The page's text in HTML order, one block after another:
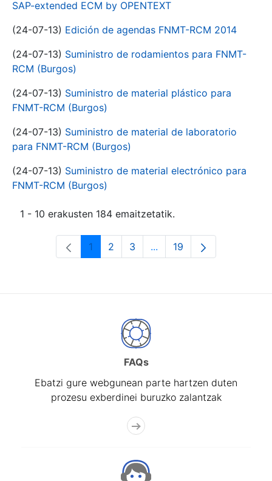
SAP-extended ECM by OPENTEXT
(24-07-13) Edición de agendas FNMT-RCM 2014
(24-07-13) Suministro de rodamientos para FNMT-
RCM (Burgos)
(24-07-13) Suministro de material plástico para
FNMT-RCM (Burgos)
(24-07-13) Suministro de material de laboratorio
para FNMT-RCM (Burgos)
(24-07-13) Suministro de material electrónico para
FNMT-RCM (Burgos)
1 - 10 erakusten 184 emaitzetatik.
Orrialdea
1 Orrialdea
2 Orrialdea
3 ...Intermediate Pages Use
Orrialdea
19
FAQs
Ebatzi gure webgunean parte hartzen duten
prozesu exberdinei buruzko zalantzak